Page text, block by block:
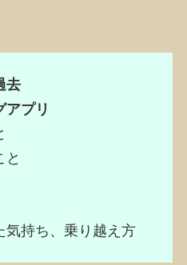
去
アプリ
と
気持ち、乗り越え方